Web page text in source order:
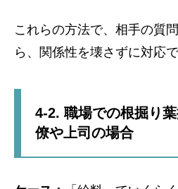
これらの方法で、相手の質
ら、関係性を壊さずに対応で
4-2. 職場での根掘り
僚や上司の場合